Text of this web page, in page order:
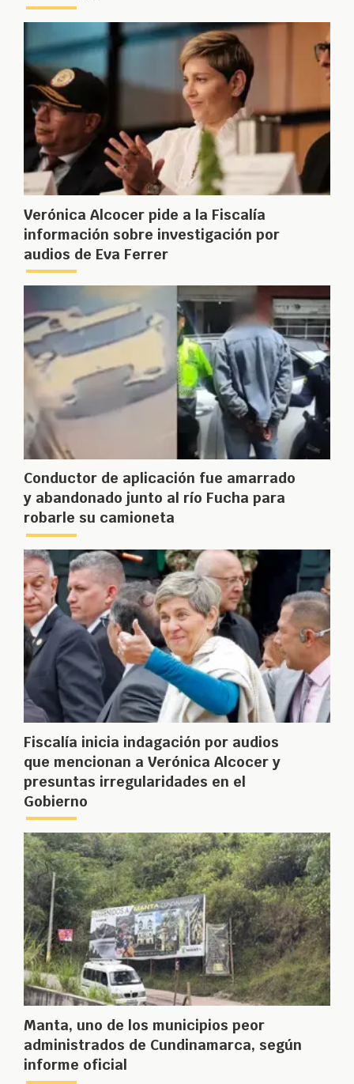
Verónica Alcocer pide a la Fiscalía
información sobre investigación por
audios de Eva Ferrer
Conductor de aplicación fue amarrado
y abandonado junto al río Fucha para
robarle su camioneta
Fiscalía inicia indagación por audios
que mencionan a Verónica Alcocer y
presuntas irregularidades en el
Gobierno
Manta, uno de los municipios peor
administrados de Cundinamarca, según
informe oficial